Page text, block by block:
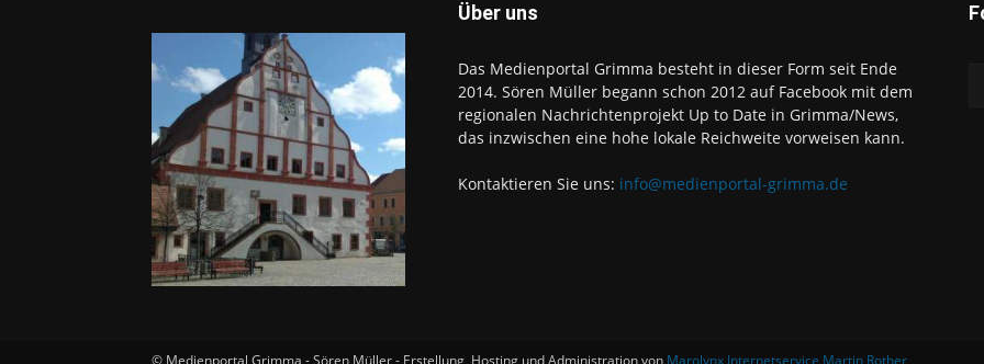
Über uns
Das Medienportal Grimma besteht in dieser Form seit Ende
2014. Sören Müller begann schon 2012 auf Facebook mit dem
regionalen Nachrichtenprojekt Up to Date in Grimma/News,
das inzwischen eine hohe lokale Reichweite vorweisen kann.
Kontaktieren Sie uns: info@medienportal-grimma.de
© Medienportal Grimma - Sören Müller - Erstellung, Hosting und Administration von Marolynx Internetservice Martin Rother